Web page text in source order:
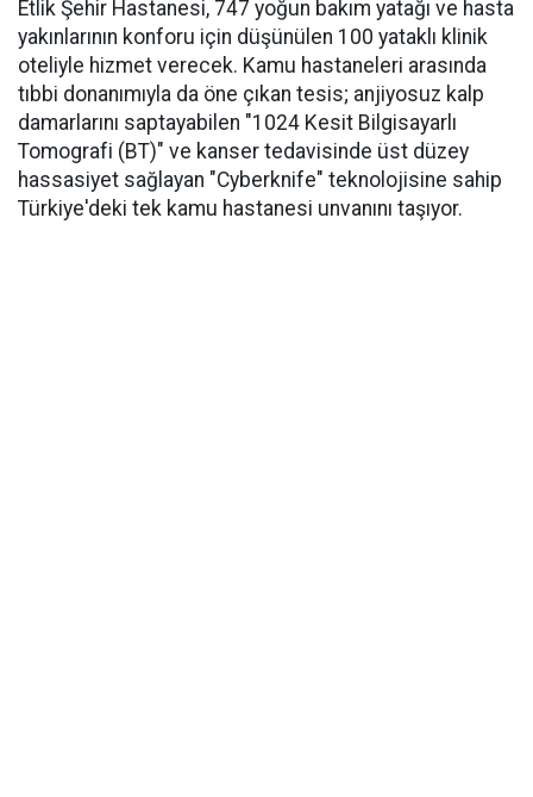
Etlik Şehir Hastanesi, 747 yoğun bakım yatağı ve hasta
yakınlarının konforu için düşünülen 100 yataklı klinik
oteliyle hizmet verecek. Kamu hastaneleri arasında
tıbbi donanımıyla da öne çıkan tesis; anjiyosuz kalp
damarlarını saptayabilen "1024 Kesit Bilgisayarlı
Tomografi (BT)" ve kanser tedavisinde üst düzey
hassasiyet sağlayan "Cyberknife" teknolojisine sahip
Türkiye'deki tek kamu hastanesi unvanını taşıyor.